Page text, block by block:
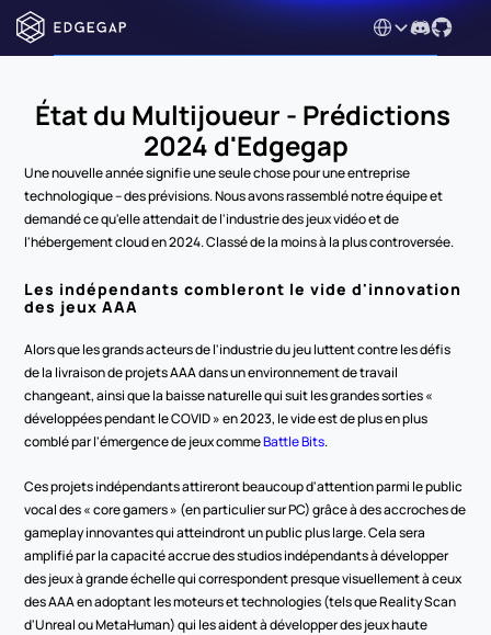
Select Language
État du Multijoueur - Prédictions
2024 d'Edgegap
Une nouvelle année signifie une seule chose pour une entreprise
technologique – des prévisions. Nous avons rassemblé notre équipe et
demandé ce qu'elle attendait de l'industrie des jeux vidéo et de
l'hébergement cloud en 2024. Classé de la moins à la plus controversée.
Les indépendants combleront le vide d'innovation
des jeux AAA
Alors que les grands acteurs de l'industrie du jeu luttent contre les défis
de la livraison de projets AAA dans un environnement de travail
changeant, ainsi que la baisse naturelle qui suit les grandes sorties «
développées pendant le COVID » en 2023, le vide est de plus en plus
comblé par l'émergence de jeux comme Battle Bits.
Ces projets indépendants attireront beaucoup d'attention parmi le public
vocal des « core gamers » (en particulier sur PC) grâce à des accroches de
gameplay innovantes qui atteindront un public plus large. Cela sera
amplifié par la capacité accrue des studios indépendants à développer
des jeux à grande échelle qui correspondent presque visuellement à ceux
des AAA en adoptant les moteurs et technologies (tels que Reality Scan
d'Unreal ou MetaHuman) qui les aident à développer des jeux haute